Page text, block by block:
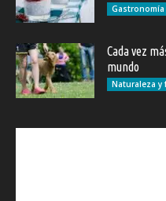
Gastronomía
Cada vez
mundo
Naturaleza y